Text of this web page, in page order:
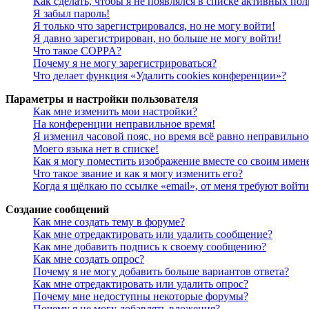
Я забыл пароль!
Я только что зарегистрировался, но не могу войти!
Я давно зарегистрирован, но больше не могу войти!
Что такое COPPA?
Почему я не могу зарегистрироваться?
Что делает функция «Удалить cookies конференции»?
Параметры и настройки пользователя
Как мне изменить мои настройки?
На конференции неправильное время!
Я изменил часовой пояс, но время всё равно
Моего языка нет в списке!
Как я могу поместить изображение вместе со своим
Что такое звание и как я могу изменить его?
Когда я щёлкаю по ссылке «email», от меня требуют
Создание сообщений
Как мне создать тему в форуме?
Как мне отредактировать или удалить сообщение?
Как мне добавить подпись к своему сообщению?
Как мне создать опрос?
Почему я не могу добавить больше вариантов ответа?
Как мне отредактировать или удалить опрос?
Почему мне недоступны некоторые форумы?